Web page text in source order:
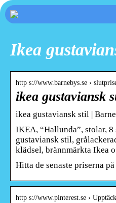
Ikea
http s://www.barnebys.se ›
ikea gustaviansk
ikea gustaviansk stil |
IKEA, “Hallunda”, stolar, 8
gustaviansk stil,
klädsel, brännmärkta Ikea
Hitta de senaste priserna
http s://www.pinterest.se ›